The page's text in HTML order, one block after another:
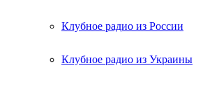
Клубное радио из России
Клубное радио из Украины